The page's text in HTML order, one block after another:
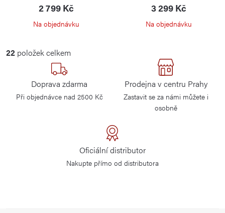
2 799 Kč
Na objednávku
3 299 Kč
Na objednávku
O
22 položek celkem
Doprava zdarma
Při objednávce nad 2500 Kč
Prodejna v centru Prahy
Zastavit se za námi můžete i
osobně
Oficiální distributor
Nakupte přímo od distributora